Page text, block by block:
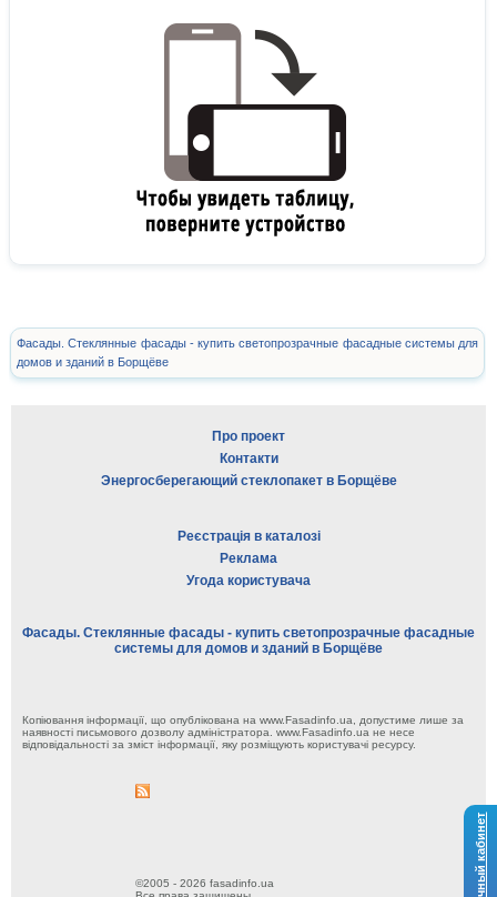
Личный кабинет
Фасады. Стеклянные фасады - купить светопрозрачные фасадные системы для
домов и зданий в Борщёве
Про проект
Контакти
Энергосберегающий стеклопакет в Борщёве
Реєстрація в каталозі
Реклама
Угода користувача
Фасады. Стеклянные фасады - купить светопрозрачные фасадные
системы для домов и зданий в Борщёве
Копіювання інформації, що опублікована на www.Fasadinfo.ua, допустиме лише за
наявності письмового дозволу адміністратора. www.Fasadinfo.ua не несе
відповідальності за зміст інформації, яку розміщують користувачі ресурсу.
©2005 - 2026 fasadinfo.ua